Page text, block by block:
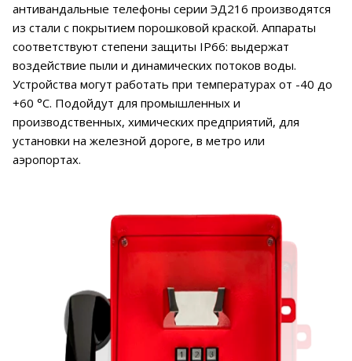
антивандальные телефоны серии ЭД216 производятся
из стали с покрытием порошковой краской. Аппараты
соответствуют степени защиты IP66: выдержат
воздействие пыли и динамических потоков воды.
Устройства могут работать при температурах от -40 до
+60 °С. Подойдут для промышленных и
производственных, химических предприятий, для
установки на железной дороге, в метро или
аэропортах.